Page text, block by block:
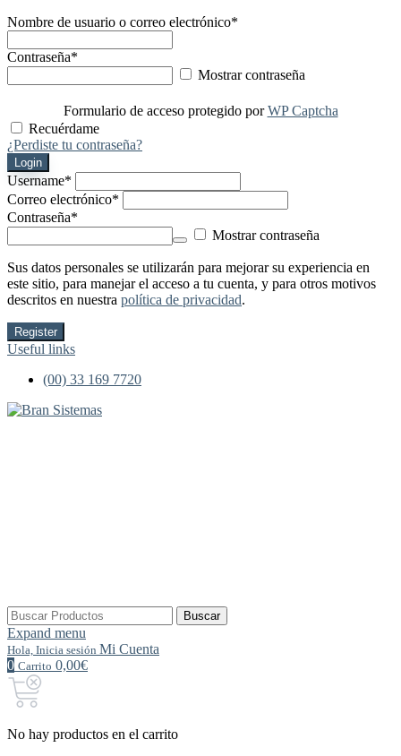
Nombre de usuario o correo electrónico*
Contraseña*
Mostrar contraseña
Formulario de acceso protegido porWP Captcha
Recuérdame
¿Perdiste tu contraseña?
Login
Username*
Correo electrónico*
Contraseña*
Mostrar contraseña
Sus datos personales se utilizarán para mejorar su experiencia en
este sitio, para manejar el acceso a tu cuenta, y para otros motivos
descritos en nuestra política de privacidad.
Register
Useful links
(00) 33 169 7720
Buscar
por:
Buscar
Expand menu
Hola, Inicia sesión Mi Cuenta
0 Carrito 0,00€
No hay productos en el carrito